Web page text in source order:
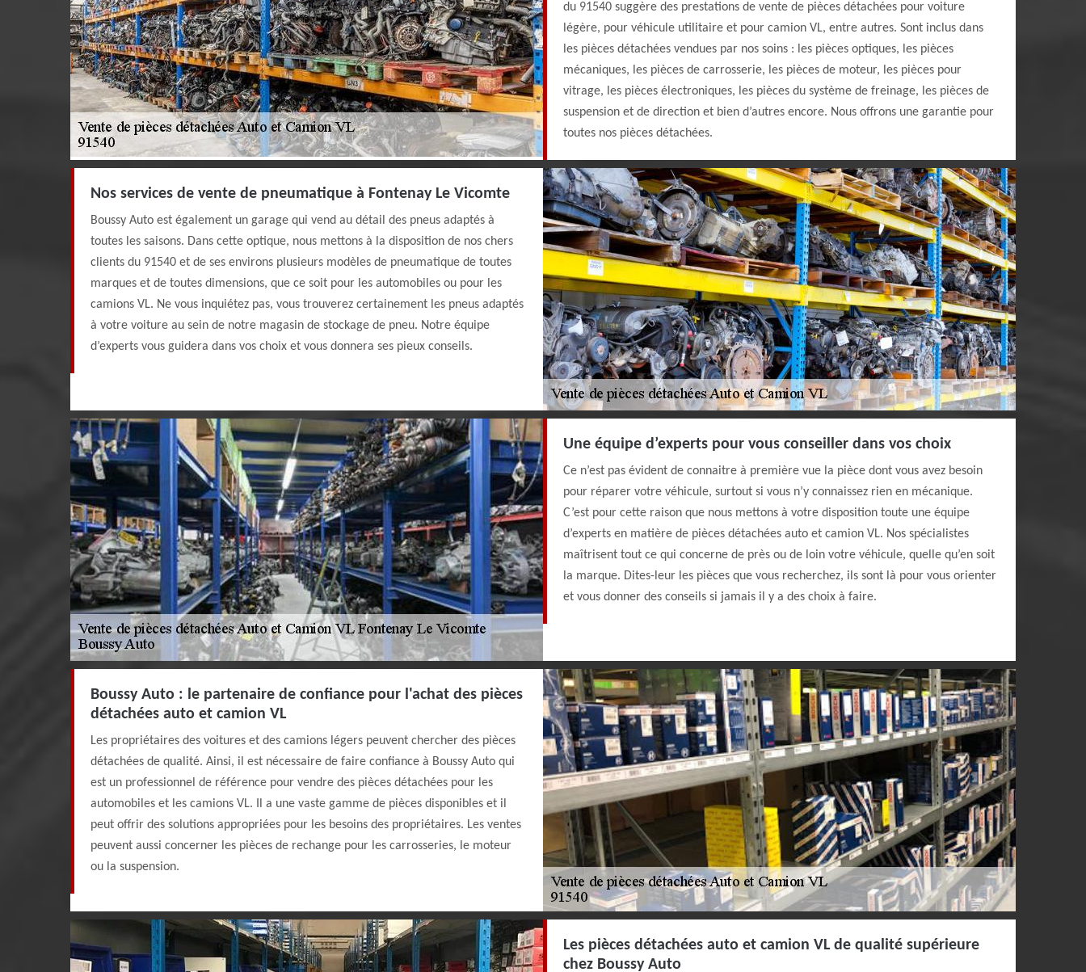
du 91540 suggère des prestations de vente de pièces détachées pour voiture
légère, pour véhicule utilitaire et pour camion VL, entre autres. Sont inclus dans
les pièces détachées vendues par nos soins : les pièces optiques, les pièces
mécaniques, les pièces de carrosserie, les pièces de moteur, les pièces pour
vitrage, les pièces électroniques, les pièces du système de freinage, les pièces de
suspension et de direction et bien d’autres encore. Nous offrons une garantie pour
toutes nos pièces détachées.
Nos services de vente de pneumatique à Fontenay Le Vicomte
Boussy Auto est également un garage qui vend au détail des pneus adaptés à
toutes les saisons. Dans cette optique, nous mettons à la disposition de nos chers
clients du 91540 et de ses environs plusieurs modèles de pneumatique de toutes
marques et de toutes dimensions, que ce soit pour les automobiles ou pour les
camions VL. Ne vous inquiétez pas, vous trouverez certainement les pneus adaptés
à votre voiture au sein de notre magasin de stockage de pneu. Notre équipe
d’experts vous guidera dans vos choix et vous donnera ses pieux conseils.
Une équipe d’experts pour vous conseiller dans vos choix
Ce n’est pas évident de connaitre à première vue la pièce dont vous avez besoin
pour réparer votre véhicule, surtout si vous n’y connaissez rien en mécanique.
C’est pour cette raison que nous mettons à votre disposition toute une équipe
d’experts en matière de pièces détachées auto et camion VL. Nos spécialistes
maîtrisent tout ce qui concerne de près ou de loin votre véhicule, quelle qu’en soit
la marque. Dites-leur les pièces que vous recherchez, ils sont là pour vous orienter
et vous donner des conseils si jamais il y a des choix à faire.
Boussy Auto : le partenaire de confiance pour l'achat des pièces
détachées auto et camion VL
Les propriétaires des voitures et des camions légers peuvent chercher des pièces
détachées de qualité. Ainsi, il est nécessaire de faire confiance à Boussy Auto qui
est un professionnel de référence pour vendre des pièces détachées pour les
automobiles et les camions VL. Il a une vaste gamme de pièces disponibles et il
peut offrir des solutions appropriées pour les besoins des propriétaires. Les ventes
peuvent aussi concerner les pièces de rechange pour les carrosseries, le moteur
ou la suspension.
Les pièces détachées auto et camion VL de qualité supérieure
chez Boussy Auto